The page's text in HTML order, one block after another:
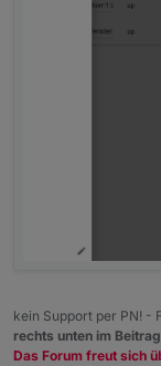
kein Support per PN! -
rechts unten im
Das Forum freut sich